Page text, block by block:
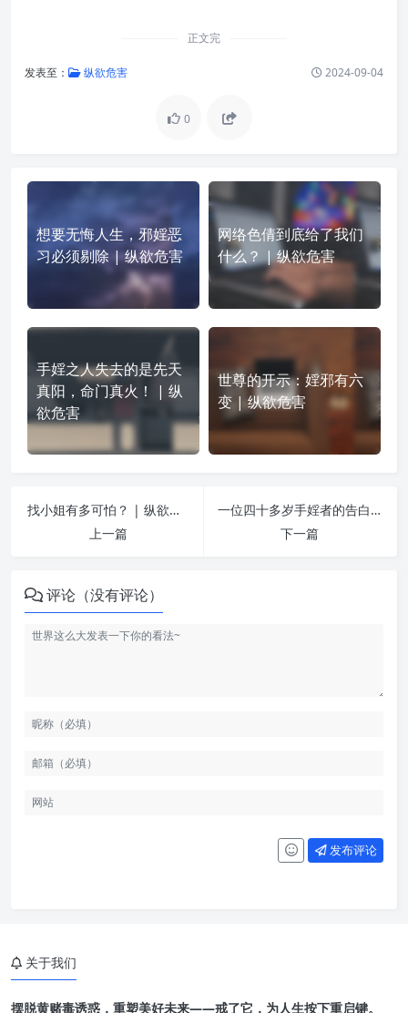
正文完
发表至： 纵欲危害 2024-09-04
0
想要无悔人生，邪婬恶
习必须剔除 | 纵欲危害
网络色倩到底给了我们
什么？ | 纵欲危害
手婬之人失去的是先天
真阳，命门真火！ | 纵
欲危害
世尊的开示：婬邪有六
变 | 纵欲危害
找小姐有多可怕？ | 纵欲危害
上一篇
一位四十多岁手婬者的告白 | 纵欲危害
下一篇
评论（没有评论）
发布评论
关于我们
摆脱黄赌毒诱惑，重塑美好未来——戒了它，为人生按下重启键。